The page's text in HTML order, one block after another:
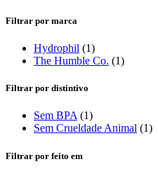
Filtrar por marca
Hydrophil (1)
The Humble Co. (1)
Filtrar por distintivo
Sem BPA (1)
Sem Crueldade Animal (1)
Filtrar por feito em